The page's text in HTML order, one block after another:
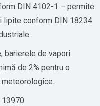
DIN 4102-1 – permite
lipite conform DIN 18234
barierele de vapori
de 2% pentru o
13970